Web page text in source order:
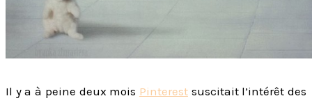
Il y a à peine deux mois Pinterestsuscitait l’intérêt des